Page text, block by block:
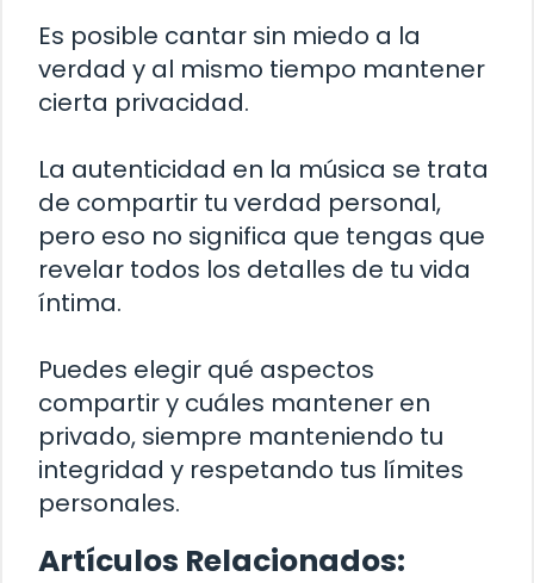
Es posible cantar sin miedo a la
verdad y al mismo tiempo mantener
cierta privacidad.
La autenticidad en la música se trata
de compartir tu verdad personal,
pero eso no significa que tengas que
revelar todos los detalles de tu vida
íntima.
Puedes elegir qué aspectos
compartir y cuáles mantener en
privado, siempre manteniendo tu
integridad y respetando tus límites
personales.
Artículos Relacionados: